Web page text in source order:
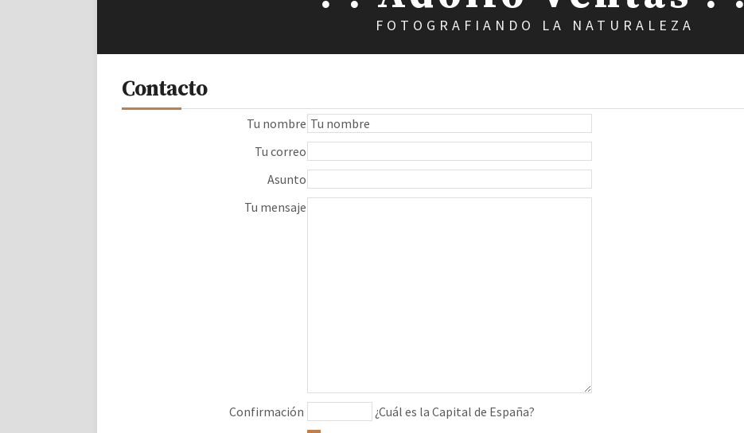
FOTOGRAFIANDO LA NATURALEZA
Contacto
Tu nombre
Tu correo
Asunto
Tu mensaje
Confirmación ¿Cuál es la Capital de España?